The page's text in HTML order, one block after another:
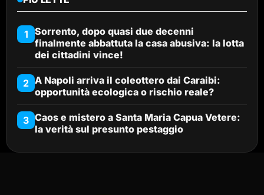
1 Sorrento, dopo quasi due decenni
finalmente abbattuta la casa abusiva: la lotta
dei cittadini vince!
2 A Napoli arriva il coleottero dai Caraibi:
opportunità ecologica o rischio reale?
3 Caos e mistero a Santa Maria Capua Vetere:
la verità sul presunto pestaggio